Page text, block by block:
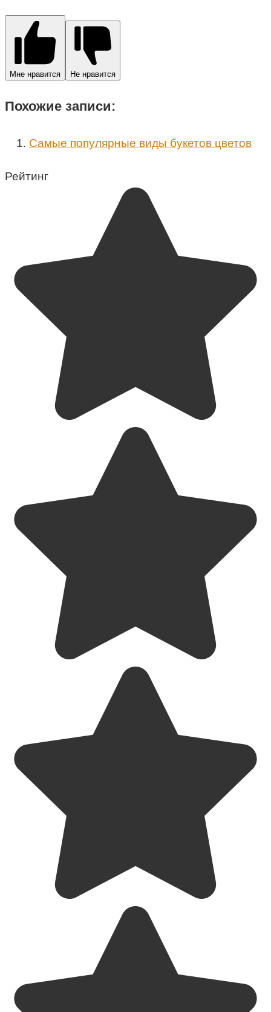
Мне нравится Не нравится
Похожие записи:
Самые популярные виды букетов цветов
Рейтинг